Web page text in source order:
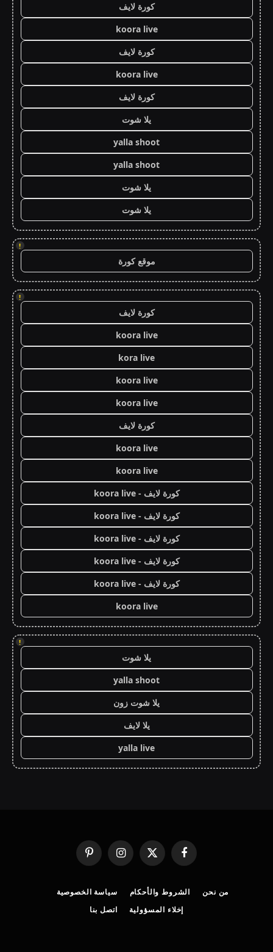
كورة لايف
koora live
كورة لايف
koora live
كورة لايف
يلا شوت
yalla shoot
yalla shoot
يلا شوت
يلا شوت
!
موقع كورة
!
كورة لايف
koora live
kora live
koora live
koora live
كورة لايف
koora live
koora live
كورة لايف - koora live
كورة لايف - koora live
كورة لايف - koora live
كورة لايف - koora live
كورة لايف - koora live
koora live
!
يلا شوت
yalla shoot
يلا شوت زون
يلا لايف
yalla live
فيسبوك
X
(Twitter)
الانستغرامبينتيريست
من نحن الشروط والأحكام
سياسة الخصوصية
إخلاء المسؤولية
اتصل بنا